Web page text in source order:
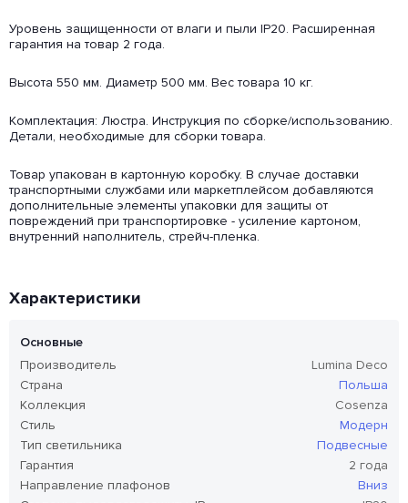
Уровень защищенности от влаги и пыли IP20. Расширенная
гарантия на товар 2 года.
Высота 550 мм. Диаметр 500 мм. Вес товара 10 кг.
Комплектация: Люстра. Инструкция по сборке/использованию.
Детали, необходимые для сборки товара.
Товар упакован в картонную коробку. В случае доставки
транспортными службами или маркетплейсом добавляются
дополнительные элементы упаковки для защиты от
повреждений при транспортировке - усиление картоном,
внутренний наполнитель, стрейч-пленка.
Характеристики
Основные
Производитель
Lumina Deco
Страна
Польша
Коллекция
Cosenza
Стиль
Модерн
Тип светильника
Подвесные
Гарантия
2 года
Направление плафонов
Вниз